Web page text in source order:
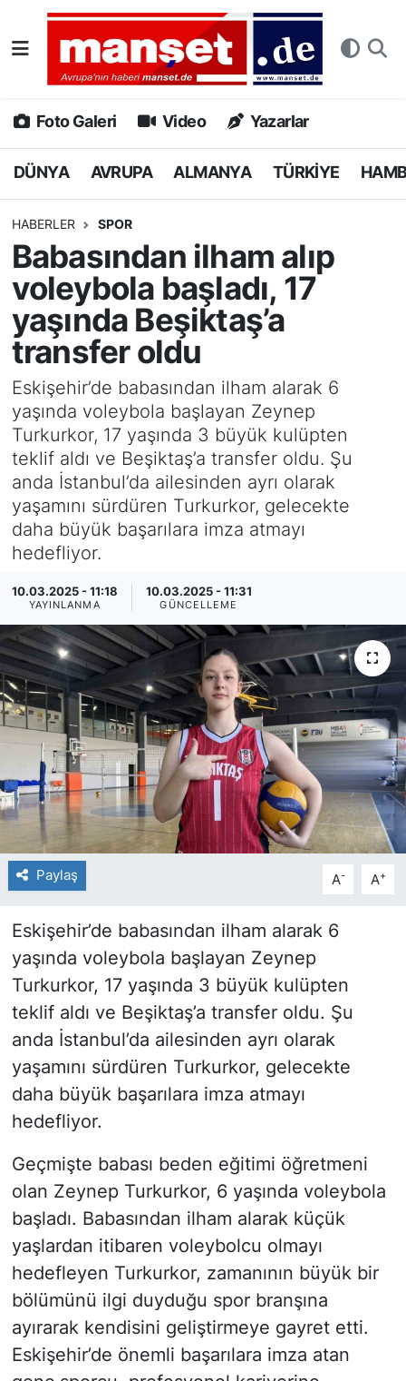
Foto Galeri Video Yazarlar
DÜNYA AVRUPA ALMANYA TÜRKİYE
HABERLER SPOR
Babasından ilham alıp
voleybola başladı, 17
yaşında Beşiktaş’a
transfer oldu
Eskişehir’de babasından ilham alarak 6
yaşında voleybola başlayan Zeynep
Turkurkor, 17 yaşında 3 büyük kulüpten
teklif aldı ve Beşiktaş’a transfer oldu. Şu
anda İstanbul’da ailesinden ayrı olarak
yaşamını sürdüren Turkurkor, gelecekte
daha büyük başarılara imza atmayı
hedefliyor.
10.03.2025 - 11:18
YAYINLANMA
10.03.2025 - 11:31
GÜNCELLEME
Paylaş A- A+
Eskişehir’de babasından ilham alarak 6
yaşında voleybola başlayan Zeynep
Turkurkor, 17 yaşında 3 büyük kulüpten
teklif aldı ve Beşiktaş’a transfer oldu. Şu
anda İstanbul’da ailesinden ayrı olarak
yaşamını sürdüren Turkurkor, gelecekte
daha büyük başarılara imza atmayı
hedefliyor.
Geçmişte babası beden eğitimi öğretmeni
olan Zeynep Turkurkor, 6 yaşında voleybola
başladı. Babasından ilham alarak küçük
yaşlardan itibaren voleybolcu olmayı
hedefleyen Turkurkor, zamanının büyük bir
bölümünü ilgi duyduğu spor branşına
ayırarak kendisini geliştirmeye gayret etti.
Eskişehir’de önemli başarılara imza atan
DÜNYA
AVRUPA
ALMANYA
HAMBURG
SPOR
DEUTSCH
EKONOMİ
SİYASET
SAĞLIK
Nöbetçi Eczaneler
Hava Durumu
Namaz Vakitleri
Puan Durumu ve Fikstür
Tüm Manşetler
Son Dakika Haberleri
Haber Arşivi